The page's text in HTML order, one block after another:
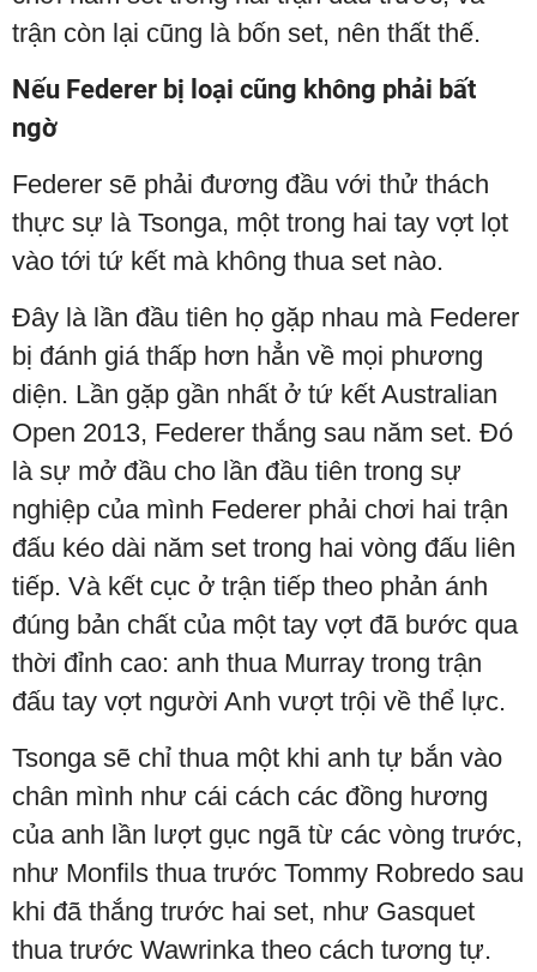
trận còn lại cũng là bốn set, nên thất thế.
Nếu Federer bị loại cũng không phải bất
ngờ
Federer sẽ phải đương đầu với thử thách
thực sự là Tsonga, một trong hai tay vợt lọt
vào tới tứ kết mà không thua set nào.
Đây là lần đầu tiên họ gặp nhau mà Federer
bị đánh giá thấp hơn hẳn về mọi phương
diện. Lần gặp gần nhất ở tứ kết Australian
Open 2013, Federer thắng sau năm set. Đó
là sự mở đầu cho lần đầu tiên trong sự
nghiệp của mình Federer phải chơi hai trận
đấu kéo dài năm set trong hai vòng đấu liên
tiếp. Và kết cục ở trận tiếp theo phản ánh
đúng bản chất của một tay vợt đã bước qua
thời đỉnh cao: anh thua Murray trong trận
đấu tay vợt người Anh vượt trội về thể lực.
Tsonga sẽ chỉ thua một khi anh tự bắn vào
chân mình như cái cách các đồng hương
của anh lần lượt gục ngã từ các vòng trước,
như Monfils thua trước Tommy Robredo sau
khi đã thắng trước hai set, như Gasquet
thua trước Wawrinka theo cách tương tự.